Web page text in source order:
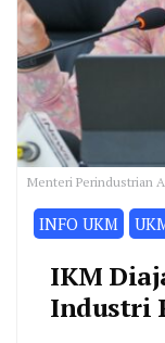
Menteri Perindustrian
INFO UKM
IKM
Industri